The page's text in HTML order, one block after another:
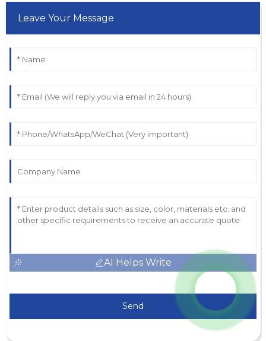
Leave Your Message
AI Helps Write
Send